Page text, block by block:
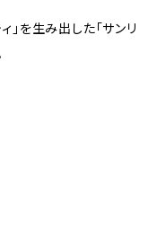
」を生み出した「サンリ